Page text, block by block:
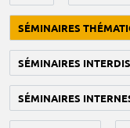
SÉMINAIRES
SÉMINAIRES
SÉMINAIRES